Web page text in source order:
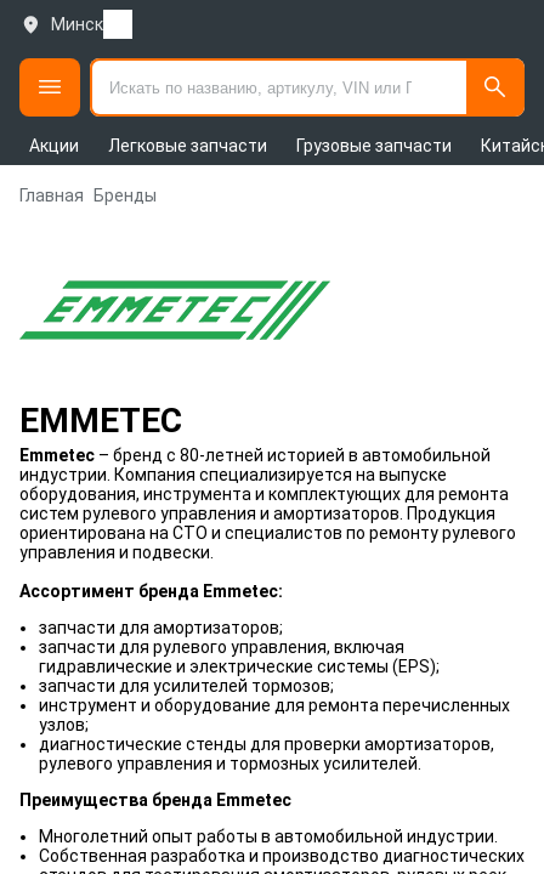
Минск
Акции Легковые запчасти Грузовые запчасти
Главная Бренды
EMMETEC
Emmetec – бренд с 80-летней историей в автомобильной
индустрии. Компания специализируется на выпуске
оборудования, инструмента и комплектующих для ремонта
систем рулевого управления и амортизаторов. Продукция
ориентирована на СТО и специалистов по ремонту рулевого
управления и подвески.
Ассортимент бренда Emmetec:
запчасти для амортизаторов;
запчасти для рулевого управления, включая
гидравлические и электрические системы (EPS);
запчасти для усилителей тормозов;
инструмент и оборудование для ремонта перечисленных
узлов;
диагностические стенды для проверки амортизаторов,
рулевого управления и тормозных усилителей.
Преимущества бренда Emmetec
Многолетний опыт работы в автомобильной индустрии.
Собственная разработка и производство диагностических